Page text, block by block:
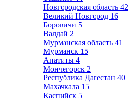
Новгородская область 42
Великий Новгород 16
Боровичи 5
Валдай 2
Мурманская область 41
Мурманск 15
Апатиты 4
Мончегорск 2
Республика Дагестан 40
Махачкала 15
Каспийск 5